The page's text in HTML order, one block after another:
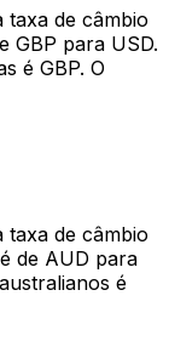
taxa de câmbio
GBP para USD.
é GBP. O
taxa de câmbio
de AUD para
é